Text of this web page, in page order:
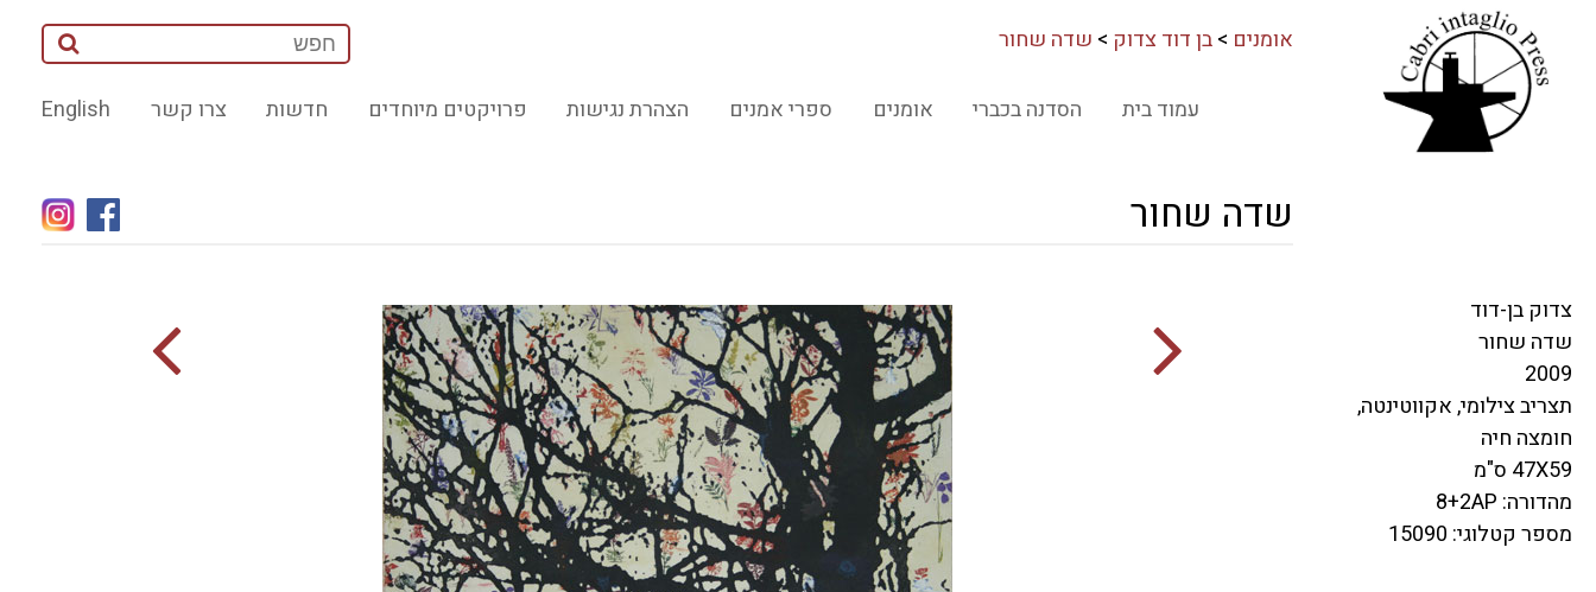
אומנים >בן דוד צדוק > שדה שחור
English צרו קשר חדשות פרויקטים מיוחדים הצהרת נגישות ספרי אמנים אומנים הסדנה בכברי עמוד בית
שדה שחור
צדוק בן-דוד
שדה שחור
2009
תצריב צילומי, אקווטינטה,
חומצה חיה
47X59 ס"מ
מהדורה: 8+2AP
מספר קטלוגי: 15090